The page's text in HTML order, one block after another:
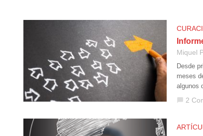
Miquel
Desde
meses
algunos
chat_bubble 2